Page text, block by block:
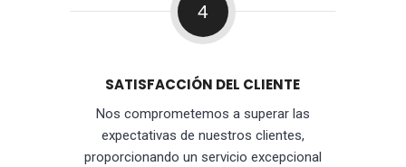
4
SATISFACCIÓN DEL CLIENTE
Nos comprometemos a superar las
expectativas de nuestros clientes,
proporcionando un servicio excepcional